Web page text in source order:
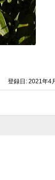
登録日: 2021年4